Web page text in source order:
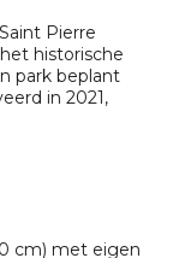
Pierre
historische
park beplant
in 2021,
cm) met eigen